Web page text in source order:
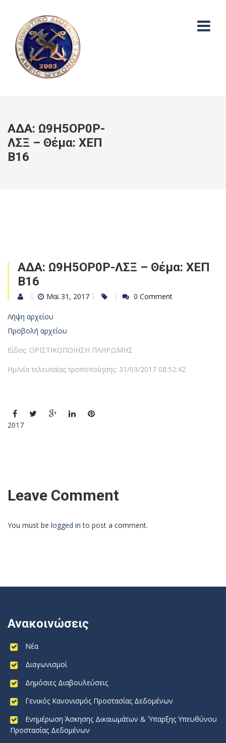
ΑΔΑ: Ω9Η5ΟΡ0Ρ-
ΛΣΞ – Θέμα: ΧΕΠ
Β16
ΑΔΑ: Ω9Η5ΟΡ0Ρ-ΛΣΞ – Θέμα: ΧΕΠ
Β16
Μαϊ 31, 2017 0 Comment
Λήψη αρχείου
Προβολή αρχείου
Είδος: ΟΡΙΣΤΙΚΟΠΟΙΗΣΗ ΠΛΗΡΩΜΗΣ
Ημ/νία τελευταίας τροποποίησης: 31/03/2017 08:52:42
2017
Leave Comment
You must be logged in to post a comment.
Ανακοινώσεις
Νέα
Διαγωνισμοί
Δημόσιες Διαβουλεύσεις
Γενικός Κανονισμός Προστασίας Δεδομένων
Ενημέρωση Άσκησης Δικαιωμάτων & Ύπαρξης Υπευθύνου
Προστασίας Δεδομένων